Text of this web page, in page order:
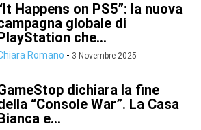
Happens on PS5”: la nuova
globale di
che...
Romano - 3 Novembre 2025
dichiara la fine
“Console War”. La Casa
e...